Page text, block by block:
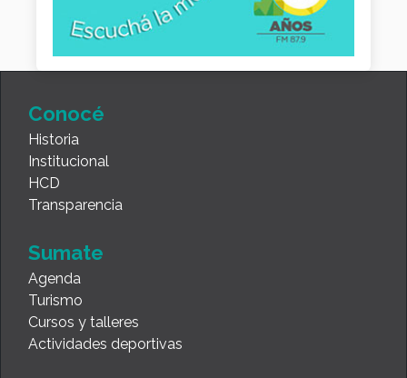
Conocé
Historia
Institucional
HCD
Transparencia
Sumate
Agenda
Turismo
Cursos y talleres
Actividades deportivas